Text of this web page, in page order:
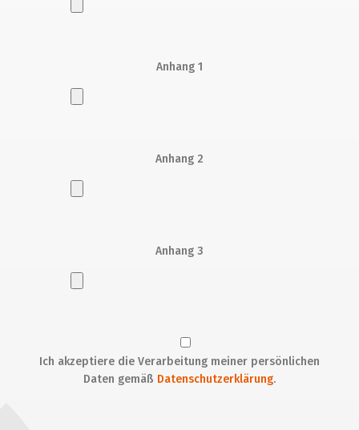
Anhang 1
Anhang 2
Anhang 3
Ich akzeptiere die Verarbeitung meiner persönlichen
Daten gemäß Datenschutzerklärung.